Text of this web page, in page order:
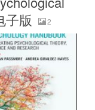
子版
2